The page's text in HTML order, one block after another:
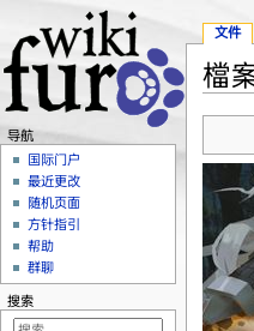
檔
文件
导航
国际门户
最近更改
随机页面
方针指引
帮助
群聊
搜索